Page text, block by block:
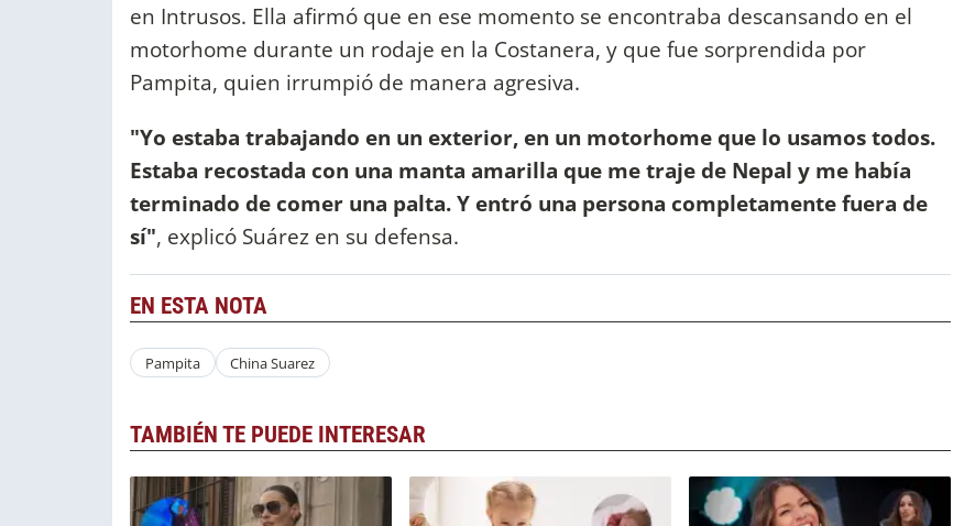
en Intrusos. Ella afirmó que en ese momento se encontraba descansando en el
motorhome durante un rodaje en la Costanera, y que fue sorprendida por
Pampita, quien irrumpió de manera agresiva.
"Yo estaba trabajando en un exterior, en un motorhome que lo usamos todos.
Estaba recostada con una manta amarilla que me traje de Nepal y me había
terminado de comer una palta. Y entró una persona completamente fuera de
sí", explicó Suárez en su defensa.
EN ESTA NOTA
Pampita China Suarez
TAMBIÉN TE PUEDE INTERESAR